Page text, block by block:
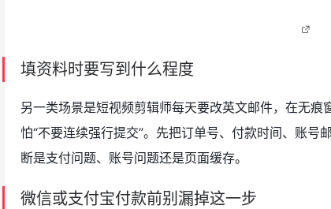
填资料时要写到什么程度
另一类场景是短视频剪辑师每天要改英文邮件，在无痕
怕“不要连续强行提交”。先把订单号、付款时间、账号
断是支付问题、账号问题还是页面缓存。
微信或支付宝付款前别漏掉这一步